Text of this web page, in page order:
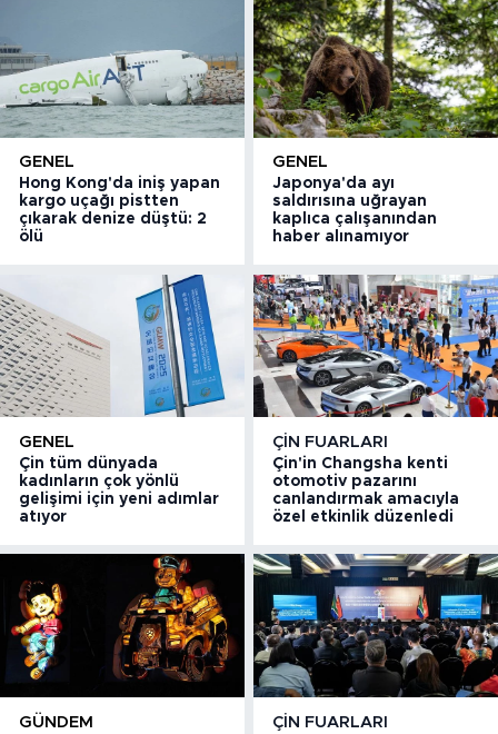
GENEL
Hong Kong'da iniş yapan
kargo uçağı pistten
çıkarak denize düştü: 2
ölü
GENEL
Japonya'da ayı
saldırısına uğrayan
kaplıca çalışanından
haber alınamıyor
GENEL
Çin tüm dünyada
kadınların çok yönlü
gelişimi için yeni adımlar
atıyor
ÇIN FUARLARI
Çin'in Changsha kenti
otomotiv pazarını
canlandırmak amacıyla
özel etkinlik düzenledi
GÜNDEM ÇIN FUARLARI